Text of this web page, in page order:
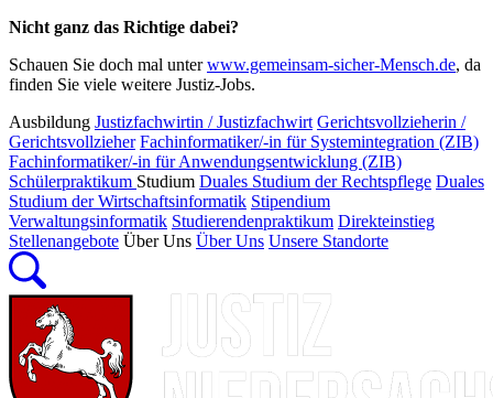
Nicht ganz das Richtige dabei?
Schauen Sie doch mal unterwww.gemeinsam-sicher-Mensch.de, da
finden Sie viele weitere Justiz-Jobs.
Ausbildung Justizfachwirtin / Justizfachwirt Gerichtsvollzieherin /
Gerichtsvollzieher Fachinformatiker/-in für Systemintegration (ZIB)
Fachinformatiker/-in für Anwendungsentwicklung (ZIB)
Schülerpraktikum Studium Duales Studium der Rechtspflege Duales
Studium der Wirtschaftsinformatik Stipendium
Verwaltungsinformatik Studierendenpraktikum Direkteinstieg
Stellenangebote Über Uns Über Uns Unsere Standorte